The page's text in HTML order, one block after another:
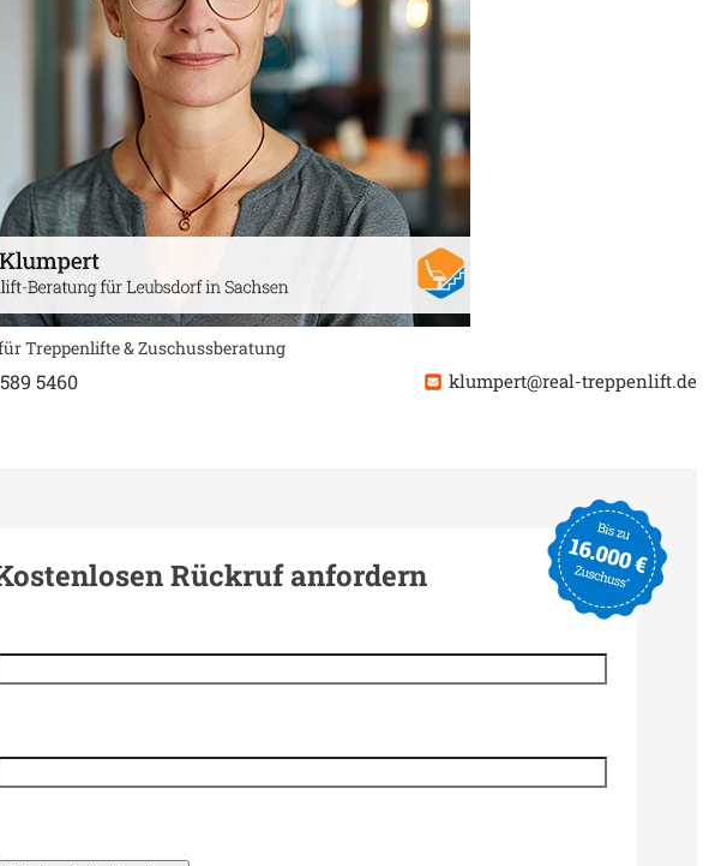
Treppenlifte & Zuschussberatung
5460 klumpert@real-treppenlift.de
Rückruf anfordern